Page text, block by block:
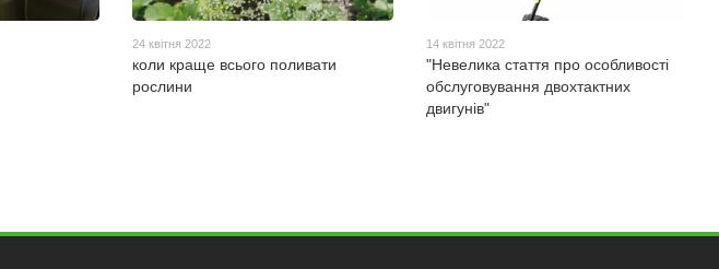
24 квітня 2022
коли краще всього поливати
рослини
14 квітня 2022
"Невелика стаття про особливості
обслуговування двохтактних
двигунів"